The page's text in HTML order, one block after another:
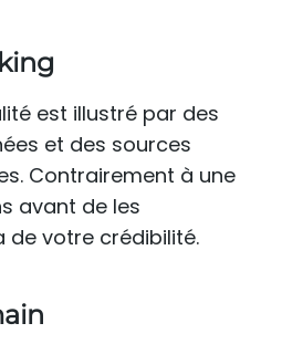
est illustré par des
et des sources
Contrairement à une
avant de les
de votre crédibilité.